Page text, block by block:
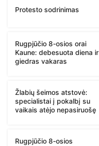
Protesto sodrinimas
Rugpjūčio 8-osios orai
Kaune: debesuota diena ir
giedras vakaras
Žlabių šeimos atstovė:
specialistai į pokalbį su
vaikais atėjo nepasiruošę
Rugpjūčio 8-osios